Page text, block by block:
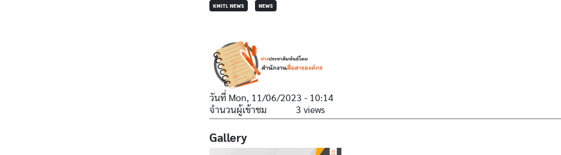
KMITL NEWS NEWS
วันที่ Mon, 11/06/2023 - 10:14
จำนวนผู้เข้าชม
3 views
Gallery